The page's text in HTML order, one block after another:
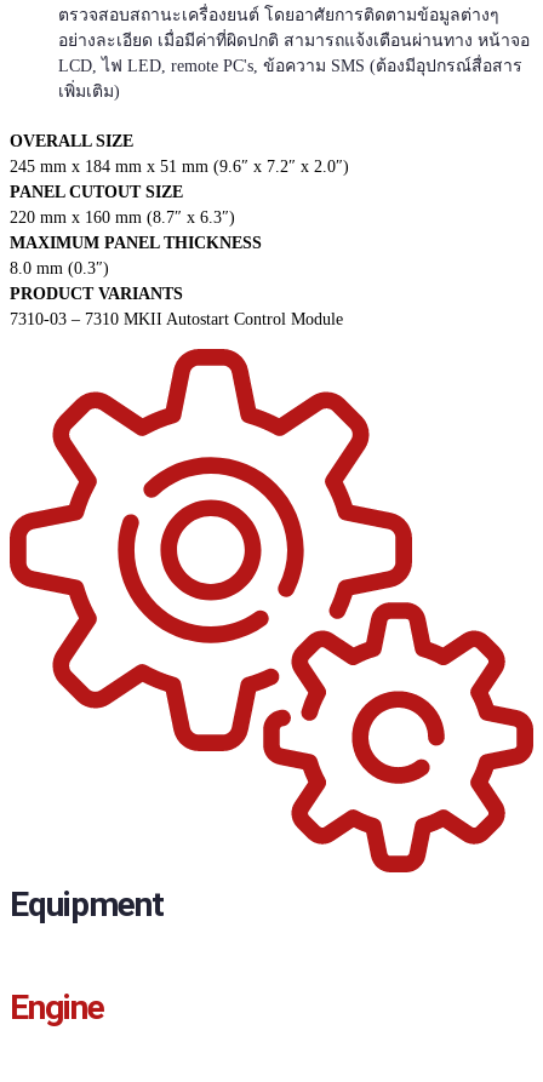
ตรวจสอบสถานะเครื่องยนต์ โดยอาศัยการติดตามข้อมูลต่างๆ
อย่างละเอียด เมื่อมีค่าที่ผิดปกติ สามารถแจ้งเตือนผ่านทาง หน้าจอ
LCD, ไฟ LED, remote PC's, ข้อความ SMS (ต้องมีอุปกรณ์สื่อสาร
เพิ่มเติม)
OVERALL SIZE
245 mm x 184 mm x 51 mm (9.6″ x 7.2″ x 2.0″)
PANEL CUTOUT SIZE
220 mm x 160 mm (8.7″ x 6.3″)
MAXIMUM PANEL THICKNESS
8.0 mm (0.3″)
PRODUCT VARIANTS
7310-03 – 7310 MKII Autostart Control Module
Equipment
Engine